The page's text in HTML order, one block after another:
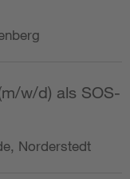
w/d) als SOS-
Norderstedt